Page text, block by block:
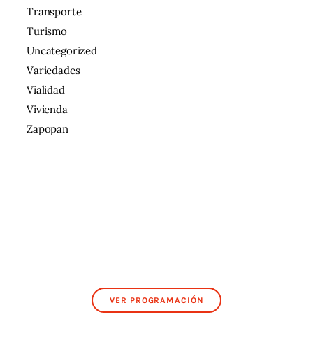
Transporte
Turismo
Uncategorized
Variedades
Vialidad
Vivienda
Zapopan
VER PROGRAMACIÓN